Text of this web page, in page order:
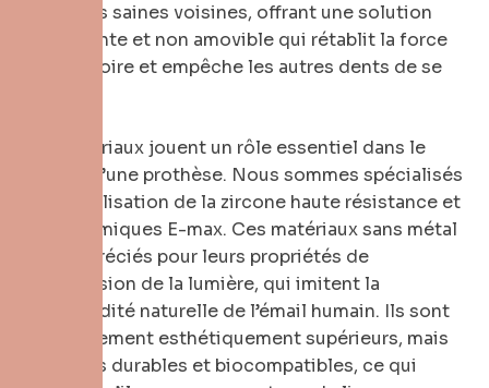
aux dents saines voisines, offrant une solution
permanente et non amovible qui rétablit la force
masticatoire et empêche les autres dents de se
Les matériaux jouent un rôle essentiel dans le
succès d’une prothèse. Nous sommes spécialisés
dans l’utilisation de la zircone haute résistance et
des céramiques E-max. Ces matériaux sans métal
sont appréciés pour leurs propriétés de
transmission de la lumière, qui imitent la
translucidité naturelle de l’émail humain. Ils sont
non seulement esthétiquement supérieurs, mais
aussi très durables et biocompatibles, ce qui